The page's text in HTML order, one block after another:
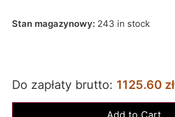
Stan magazynowy: 243 in stock
Do zapłaty brutto: 1125.60 zł